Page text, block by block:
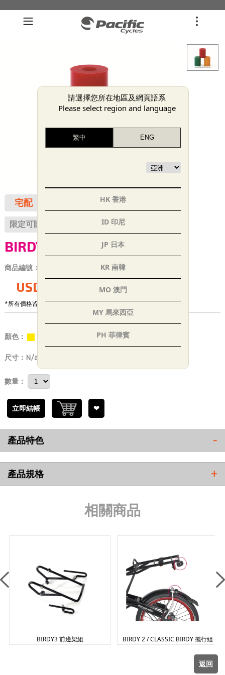
請選擇您所在地區及網頁語系
Please select region and language
HK 香港
ID 印尼
JP 日本
KR 南韓
MO 澳門
MY 馬來西亞
PH 菲律賓
AE 阿聯
IL 以色列
CY 塞普勒斯
宅配
限定可購買之會員群組
BIRDY 吸震彈性PU 80D
商品編號：
USD$11.00
*所有價格皆未稅
顏色：
尺寸： N/a
數量：
立即結帳 ❤
產品特色 -
產品規格 +
相關商品
BIRDY3 前邊架組 BIRDY 2 / CLASSIC BIRDY 拖行組
返回